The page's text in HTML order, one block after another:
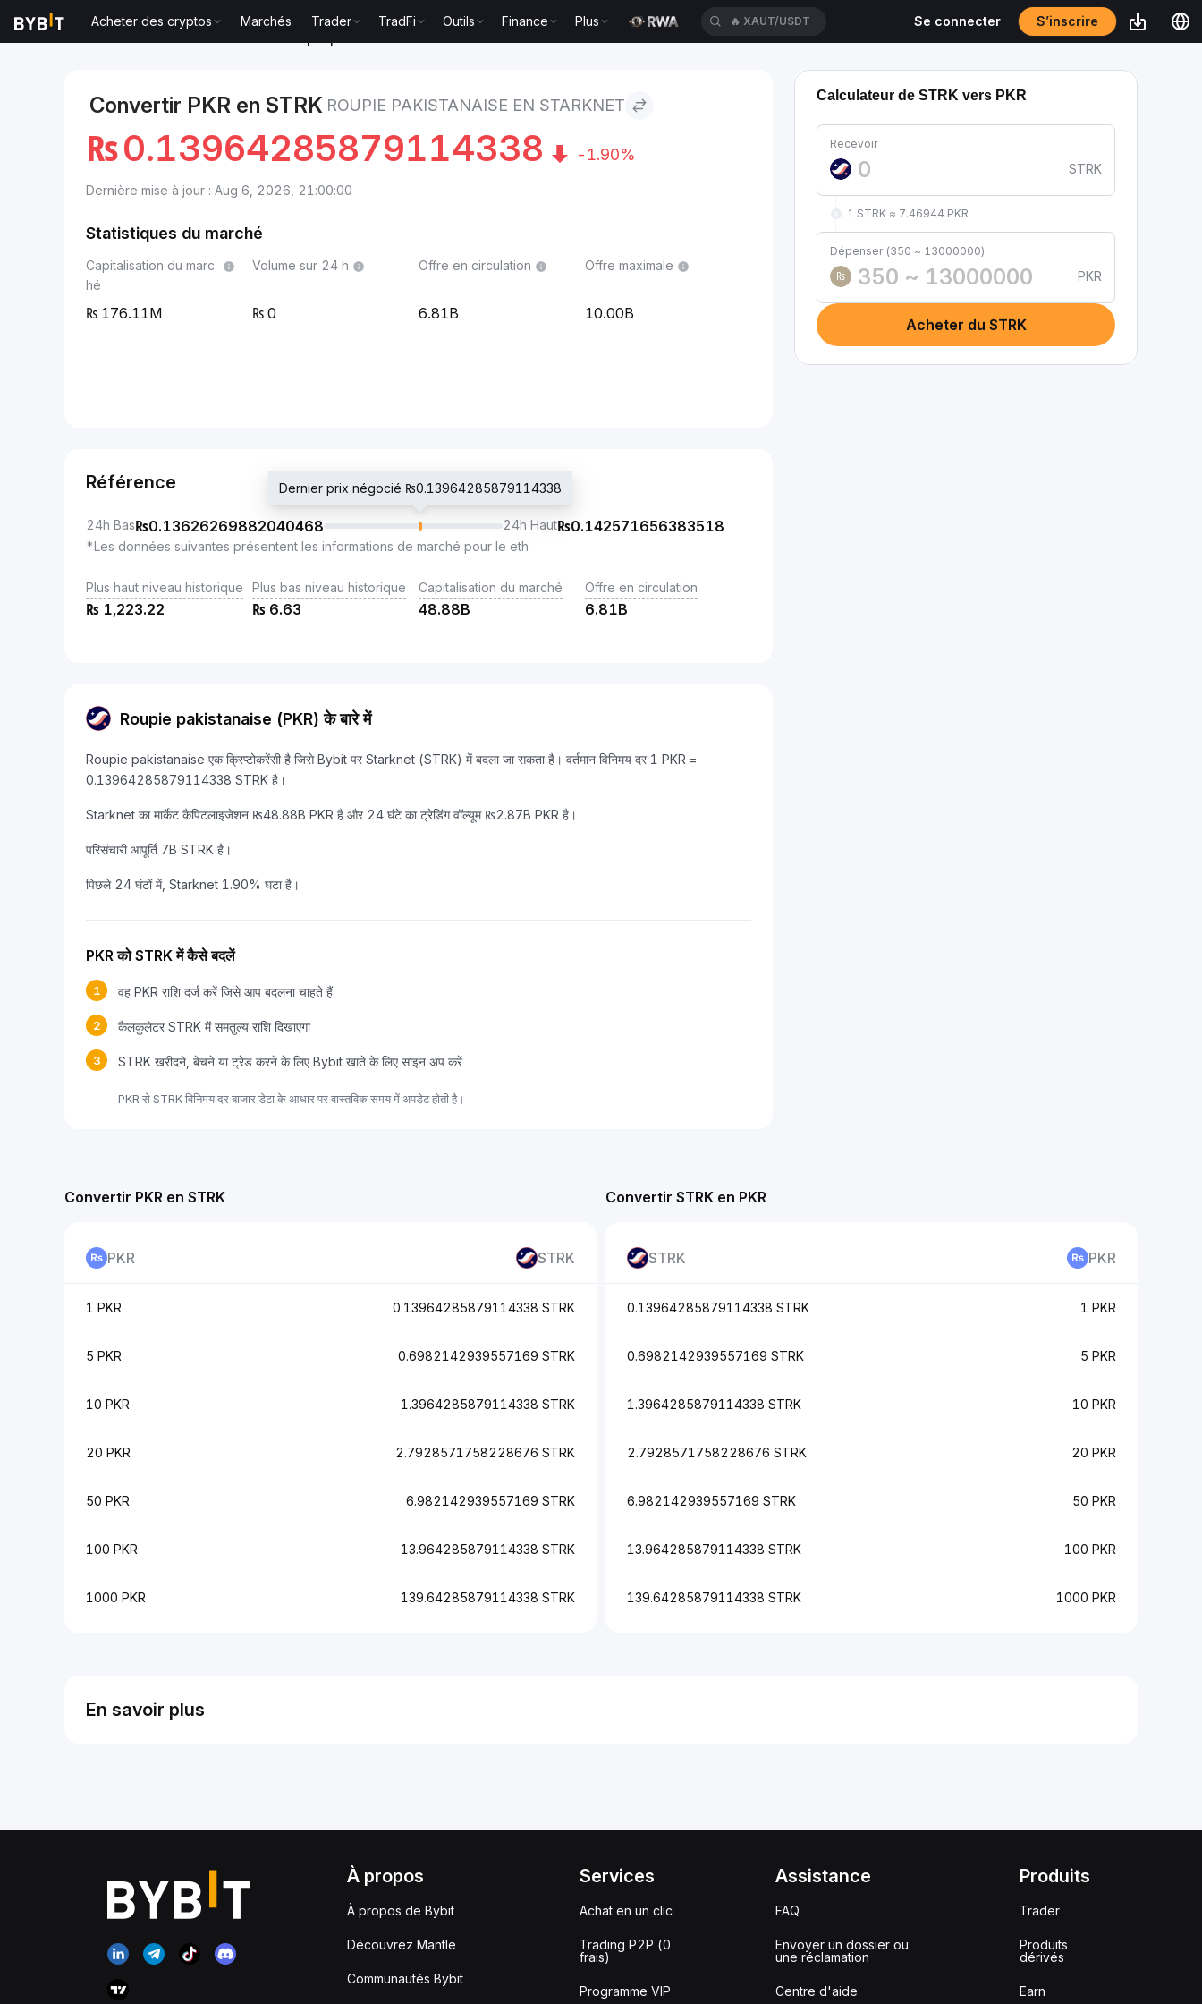
Acheter des cryptos Marchés Trader TradFi Outils Finance Plus 🔥 XAUT/USDT Se connecter S’inscrire
Convertir PKR en STRK ROUPIE PAKISTANAISE EN STARKNET
₨0.13964285879114338 -1.90%
Dernière mise à jour : Aug 6, 2026, 21:00:00
Statistiques du marché
Capitalisation du marc
hé
176.11M
Volume sur 24 h
0
Offre en circulation
6.81B
Offre maximale
10.00B
Référence
24h Bas₨0.13626269882040468
Dernier prix négocié ₨0.13964285879114338
24h Haut₨0.142571656383518
*Les données suivantes présentent les informations de marché pour le eth
Plus haut niveau historique
₨ 1,223.22
Plus bas niveau historique
₨ 6.63
Capitalisation du marché
48.88B
Offre en circulation
6.81B
Roupie pakistanaise (PKR) के बारे में
Roupie pakistanaise एक क्रिप्टोकरेंसी है जिसे Bybit पर Starknet (STRK) में बदला जा सकता है। वर्तमान विनिमय दर 1 PKR =
0.13964285879114338 STRK है।
Starknet का मार्केट कैपिटलाइजेशन ₨48.88B PKR है और 24 घंटे का ट्रेडिंग वॉल्यूम ₨2.87B PKR है।
परिसंचारी आपूर्ति 7B STRK है।
पिछले 24 घंटों में, Starknet 1.90% घटा है।
PKR को STRK में कैसे बदलें
1 वह PKR राशि दर्ज करें जिसे आप बदलना चाहते हैं
2 कैलकुलेटर STRK में समतुल्य राशि दिखाएगा
3 STRK खरीदने, बेचने या ट्रेड करने के लिए Bybit खाते के लिए साइन अप करें
PKR से STRK विनिमय दर बाजार डेटा के आधार पर वास्तविक समय में अपडेट होती है।
Calculateur de STRK vers PKR
Recevoir
STRK
1 STRK ≈ 7.46944 PKR
Dépenser (350 ~ 13000000)
₨
PKR
Acheter du STRK
Convertir STRK en PKR
STRK PKR
0.13964285879114338 STRK 1 PKR
0.6982142939557169 STRK 5 PKR
1.3964285879114338 STRK 10 PKR
2.7928571758228676 STRK 20 PKR
6.982142939557169 STRK 50 PKR
13.964285879114338 STRK 100 PKR
139.64285879114338 STRK 1000 PKR
Convertir PKR en STRK
PKR STRK
1 PKR 0.13964285879114338 STRK
5 PKR 0.6982142939557169 STRK
10 PKR 1.3964285879114338 STRK
20 PKR 2.7928571758228676 STRK
50 PKR 6.982142939557169 STRK
100 PKR 13.964285879114338 STRK
1000 PKR 139.64285879114338 STRK
En savoir plus
À propos
À propos de Bybit
Découvrez Mantle
Communautés Bybit
Services
Achat en un clic
Trading P2P (0
frais)
Programme VIP
Assistance
FAQ
Envoyer un dossier ou
une réclamation
Centre d'aide
Produits
Trader
Produits
dérivés
Earn